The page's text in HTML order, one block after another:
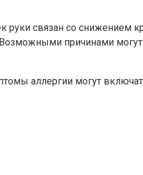
руки связан со
причинами
аллергии могут